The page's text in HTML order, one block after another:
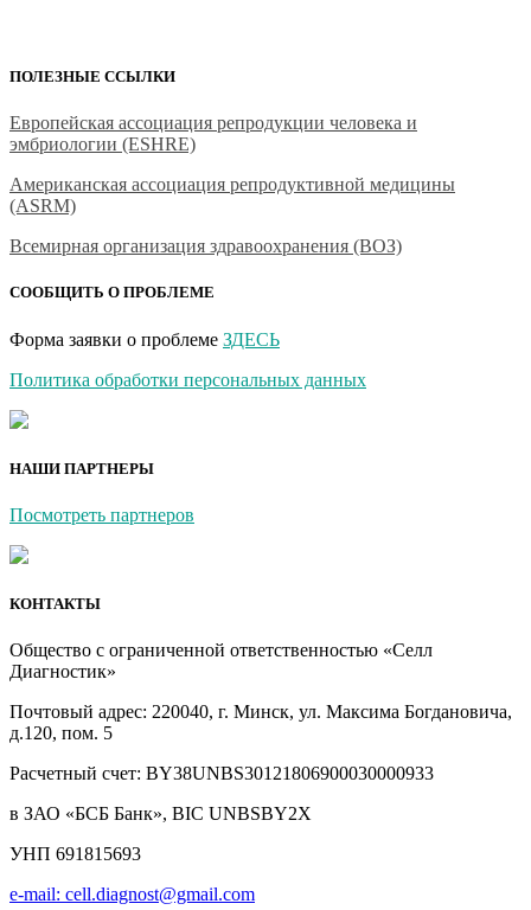
ПОЛЕЗНЫЕ ССЫЛКИ
Европейская ассоциация репродукции человека и
эмбриологии (ESHRE)
Американская ассоциация репродуктивной медицины
(ASRM)
Всемирная организация здравоохранения (ВОЗ)
СООБЩИТЬ О ПРОБЛЕМЕ
Форма заявки о проблеме ЗДЕСЬ
Политика обработки персональных данных
НАШИ ПАРТНЕРЫ
Посмотреть партнеров
КОНТАКТЫ
Общество с ограниченной ответственностью «Селл
Диагностик»
Почтовый адрес: 220040, г. Минск, ул. Максима Богдановича,
д.120, пом. 5
Расчетный счет: BY38UNBS30121806900030000933
в ЗАО «БСБ Банк», BIC UNBSBY2X
УНП 691815693
e-mail: cell.diagnost@gmail.com